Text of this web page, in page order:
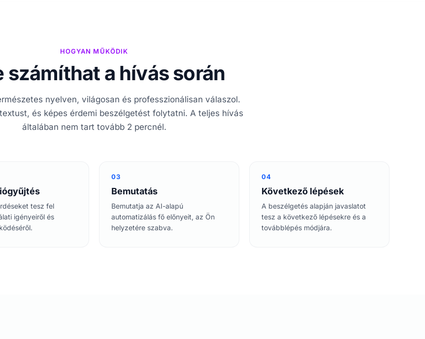
HOGYAN MŰKÖDIK
számíthat a hívás során
nyelven, világosan és professzionálisan válaszol.
és képes érdemi beszélgetést folytatni. A teljes hívás
általában nem tart tovább 2 percnél.
tesz fel
igényeiről és
03
Bemutatás
Bemutatja az AI-alapú
automatizálás fő előnyeit, az Ön
helyzetére szabva.
04
Következő lépések
A beszélgetés alapján javaslatot
tesz a következő lépésekre és a
továbblépés módjára.